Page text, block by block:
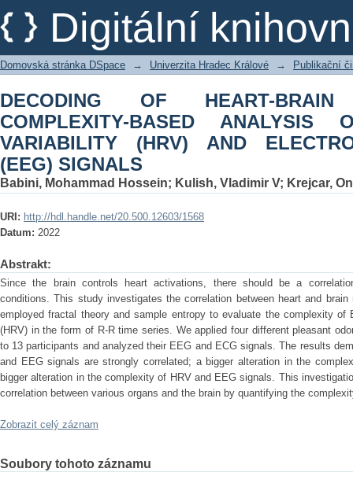
Digitální
DECODING OF HEART-BRAIN
HEART RATE VARIABILITY (HRV)
SIGNALS
Domovská stránka DSpace → Univerzita Hradec Králové → Publikační
DECODING OF HEART-
COMPLEXITY-BASED
VARIABILITY (HRV) AND
(EEG) SIGNALS
Babini, Mohammad Hossein; Kulish, Vladimir V; Krejcar,
URI: http://hdl.handle.net/20.500.12603/1568
Datum: 2022
Abstrakt:
Since the brain controls heart activations, there should be a
conditions. This study investigates the correlation between heart and
employed fractal theory and sample entropy to evaluate the complexity of
(HRV) in the form of R-R time series. We applied four different pleasant
to 13 participants and analyzed their EEG and ECG signals. The results
and EEG signals are strongly correlated; a bigger alteration in the
bigger alteration in the complexity of HRV and EEG signals. This
correlation between various organs and the brain by quantifying the
Zobrazit celý záznam
Soubory tohoto záznamu